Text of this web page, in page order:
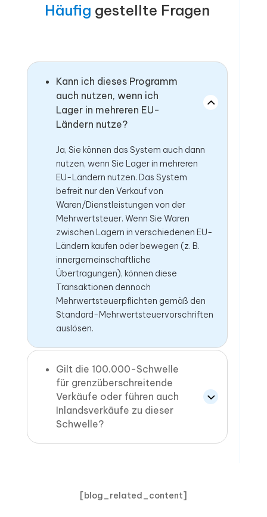
Häufig gestellte Fragen
Kann ich dieses Programm
auch nutzen, wenn ich
Lager in mehreren EU-
Ländern nutze?
Ja, Sie können das System auch dann
nutzen, wenn Sie Lager in mehreren
EU-Ländern nutzen. Das System
befreit nur den Verkauf von
Waren/Dienstleistungen von der
Mehrwertsteuer. Wenn Sie Waren
zwischen Lagern in verschiedenen EU-
Ländern kaufen oder bewegen (z. B.
innergemeinschaftliche
Übertragungen), können diese
Transaktionen dennoch
Mehrwertsteuerpflichten gemäß den
Standard-Mehrwertsteuervorschriften
auslösen.
Gilt die 100.000-Schwelle
für grenzüberschreitende
Verkäufe oder führen auch
Inlandsverkäufe zu dieser
Schwelle?
[blog_related_content]